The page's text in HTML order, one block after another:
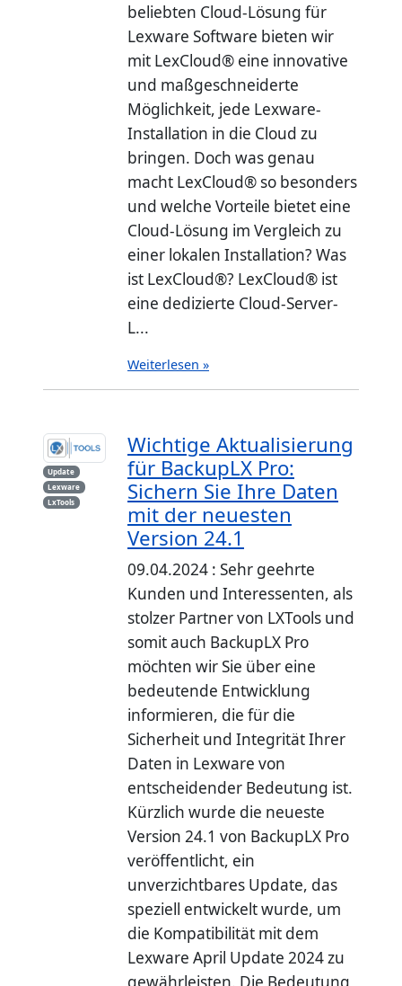
beliebten Cloud-Lösung für
Lexware Software bieten wir
mit LexCloud® eine innovative
und maßgeschneiderte
Möglichkeit, jede Lexware-
Installation in die Cloud zu
bringen. Doch was genau
macht LexCloud® so besonders
und welche Vorteile bietet eine
Cloud-Lösung im Vergleich zu
einer lokalen Installation? Was
ist LexCloud®? LexCloud® ist
eine dedizierte Cloud-Server-
L...
Weiterlesen »
Update
Lexware
LxTools
Wichtige Aktualisierung
für BackupLX Pro:
Sichern Sie Ihre Daten
mit der neuesten
Version 24.1
09.04.2024 : Sehr geehrte
Kunden und Interessenten, als
stolzer Partner von LXTools und
somit auch BackupLX Pro
möchten wir Sie über eine
bedeutende Entwicklung
informieren, die für die
Sicherheit und Integrität Ihrer
Daten in Lexware von
entscheidender Bedeutung ist.
Kürzlich wurde die neueste
Version 24.1 von BackupLX Pro
veröffentlicht, ein
unverzichtbares Update, das
speziell entwickelt wurde, um
die Kompatibilität mit dem
Lexware April Update 2024 zu
gewährleisten. Die Bedeutung